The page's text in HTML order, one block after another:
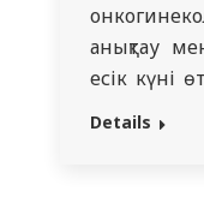
анықтау
есік күні
Details